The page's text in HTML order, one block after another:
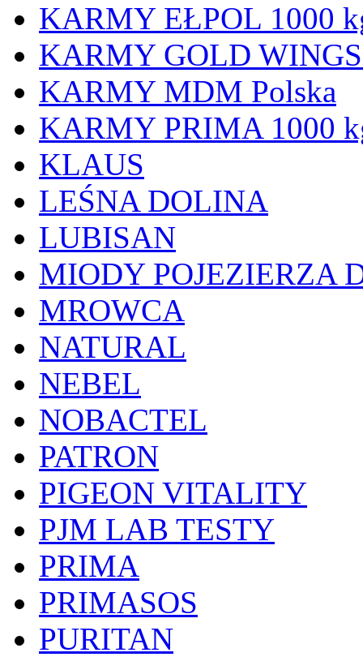
KARMY EŁPOL 1000
KARMY GOLD
KARMY MDM Polska
KARMY PRIMA 1000
KLAUS
LEŚNA DOLINA
LUBISAN
MIODY POJEZIERZA
MROWCA
NATURAL
NEBEL
NOBACTEL
PATRON
PIGEON VITALITY
PJM LAB TESTY
PRIMA
PRIMASOS
PURITAN